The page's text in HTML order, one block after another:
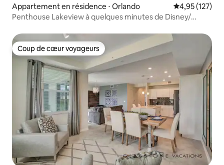
Appartement en résidence ⋅ Orlando Évaluation
4,95 (127)
Penthouse Lakeview à quelques minutes de Disney/
Coup de cœur voyageurs
Coup de cœur voyageurs